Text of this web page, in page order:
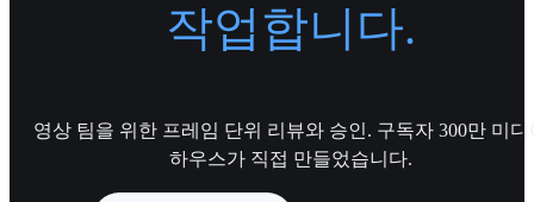
작업합니다.
영상 팀을 위한 프레임 단위 리뷰와 승인. 구독자 300만 미디
하우스가 직접 만들었습니다.